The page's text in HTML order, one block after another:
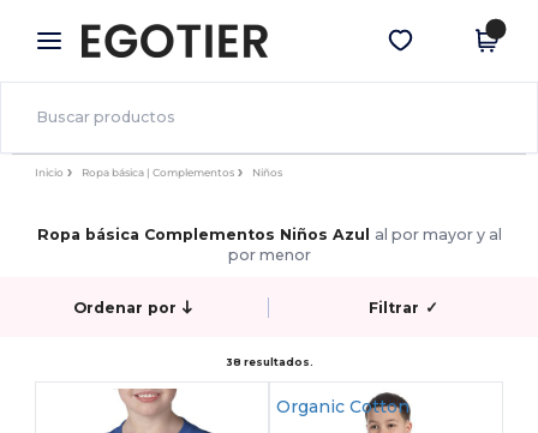
× App de Egotier
¡Mejores precios en app!
Descargar app
Inicio Ropa básica | Complementos Niños
Ropa básica Complementos Niños Azul al por mayor y al
por menor
Ordenar por Filtrar ✓
38 resultados.
Organic Cotton